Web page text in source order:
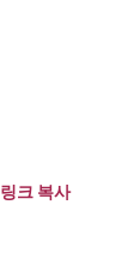
링크 복사